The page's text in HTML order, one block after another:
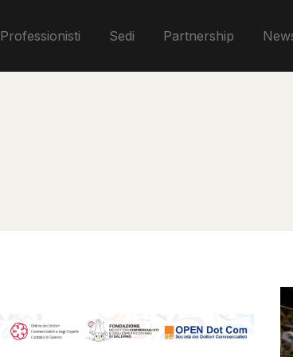
Professionisti Sedi Partnership